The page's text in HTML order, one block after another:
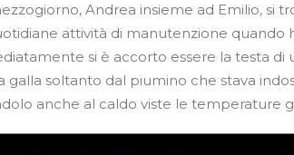
Andrea insieme ad Emilio, si
attività di manutenzione quando
si è accorto essere la testa di
galla soltanto dal piumino che stava
anche al caldo viste le temperature